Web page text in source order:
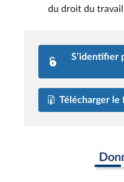
du droit du
S’identifier
Télécharger le